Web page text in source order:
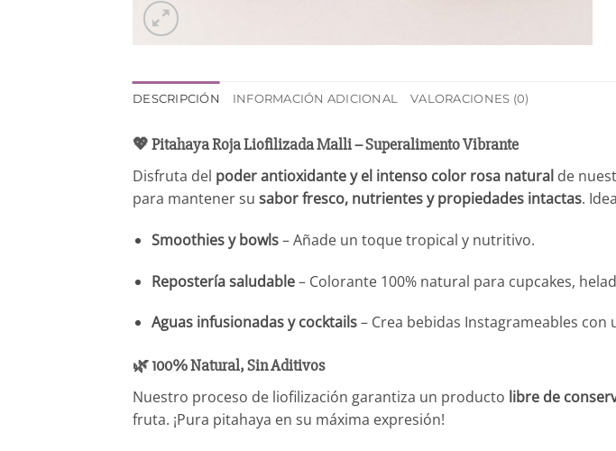
DESCRIPCIÓN INFORMACIÓN ADICIONAL VALORACIONES (0)
💖 Pitahaya Roja Liofilizada Malli – Superalimento Vibrante
Disfruta del poder antioxidante y el intenso color rosa natural de
para mantener su sabor fresco, nutrientes y propiedades intactas.
Smoothies y bowls– Añade un toque tropical y nutritivo.
Repostería saludable– Colorante 100% natural para cupcakes,
Aguas infusionadas y cocktails– Crea bebidas Instagrameables con
🌿 100% Natural, Sin Aditivos
Nuestro proceso de liofilización garantiza un producto libre de
fruta. ¡Pura pitahaya en su máxima expresión!